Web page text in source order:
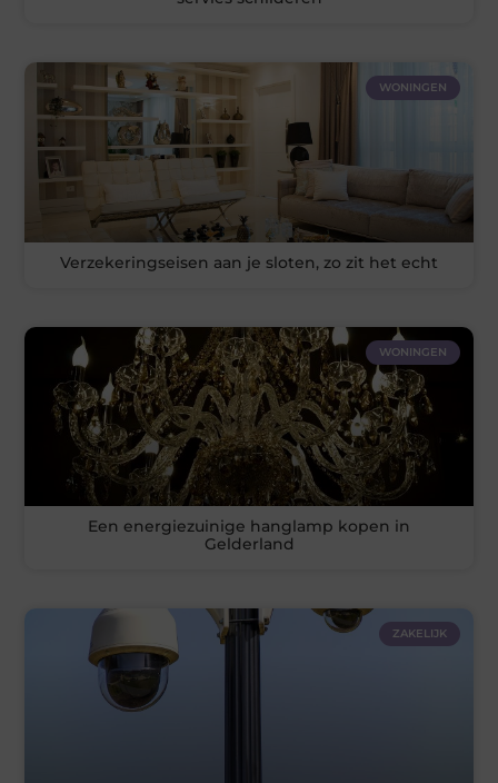
WONINGEN
Verzekeringseisen aan je sloten, zo zit het echt
WONINGEN
Een energiezuinige hanglamp kopen in
Gelderland
ZAKELIJK